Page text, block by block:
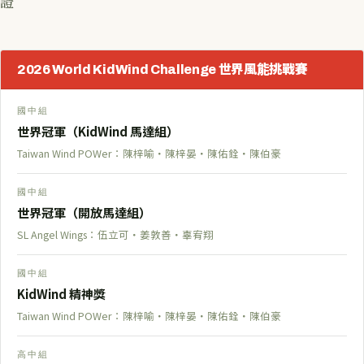
2026 World KidWind Challenge 世界風能挑戰賽
國中組
世界冠軍（KidWind 馬達組）
Taiwan Wind POWer：陳梓喻・陳梓晏・陳佑銓・陳伯豪
國中組
世界冠軍（開放馬達組）
SL Angel Wings：伍立可・姜敦善・辜宥翔
國中組
KidWind 精神獎
Taiwan Wind POWer：陳梓喻・陳梓晏・陳佑銓・陳伯豪
高中組